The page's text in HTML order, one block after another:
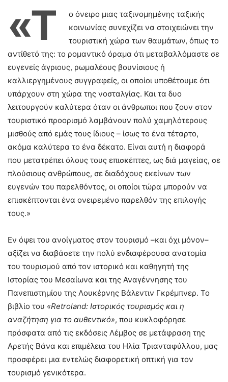
«Τ
ο όνειρο μιας ταξινομημένης ταξικής
κοινωνίας συνεχίζει να στοιχειώνει την
τουριστική χώρα των θαυμάτων, όπως το
αντίθετό της: το ρομαντικό όραμα ότι μεταβαλλόμαστε σε
ευγενείς άγριους, ρωμαλέους βουνίσιους ή
καλλιεργημένους συγγραφείς, οι οποίοι υποθέτουμε ότι
υπάρχουν στη χώρα της νοσταλγίας. Και τα δυο
λειτουργούν καλύτερα όταν οι άνθρωποι που ζουν στον
τουριστικό προορισμό λαμβάνουν πολύ χαμηλότερους
μισθούς από εμάς τους ίδιους – ίσως το ένα τέταρτο,
ακόμα καλύτερα το ένα δέκατο. Είναι αυτή η διαφορά
που μετατρέπει όλους τους επισκέπτες, ως διά μαγείας, σε
πλούσιους ανθρώπους, σε διαδόχους εκείνων των
ευγενών του παρελθόντος, οι οποίοι τώρα μπορούν να
επισκέπτονται ένα ονειρεμένο παρελθόν της επιλογής
τους.»
Εν όψει του ανοίγματος στον τουρισμό –και όχι μόνον–
αξίζει να διαβάσετε την πολύ ενδιαφέρουσα ανατομία
του τουρισμού από τον ιστορικό και καθηγητή της
Ιστορίας του Μεσαίωνα και της Αναγέννησης του
Πανεπιστημίου της Λουκέρνης Βάλεντιν Γκρέµπνερ. Το
βιβλίο του «Retroland: Ιστορικός τουρισμός και η
αναζήτηση για το αυθεντικό», που κυκλοφόρησε
πρόσφατα από τις εκδόσεις Λέμβος σε μετάφραση της
Αρετής Βάνα και επιμέλεια του Ηλία Τριανταφύλλου, μας
προσφέρει μια εντελώς διαφορετική οπτική για τον
τουρισμό γενικότερα.